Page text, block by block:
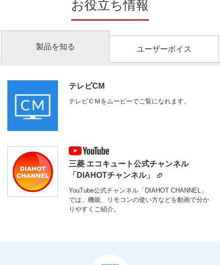
お役立ち情報
製品を知る ユーザーボイス
テレビCM
テレビＣＭをムービーでご覧になれます。
三菱 エコキュート公式チャンネル
「DIAHOTチャンネル」
YouTube公式チャンネル「DIAHOT CHANNEL」
では、機能、リモコンの使い方などを動画で分か
りやすくご紹介。